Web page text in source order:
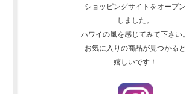
ショッピングサイトをオープン
しました。
ハワイの風を感じてみて下さい。
お気に入りの商品が見つかると
嬉しいです！